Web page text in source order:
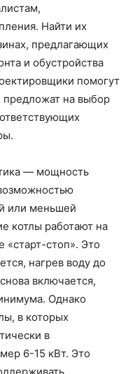
Найти их
предлагающих
и обустройства
помогут
на выбор
— мощность
или меньшей
котлы работают на
стоп». Это
нагрев воду до
включается,
Однако
в которых
в
6-15 кВт. Это